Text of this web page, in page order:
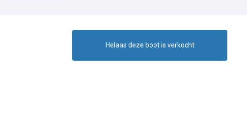
Helaas deze boot is verkocht